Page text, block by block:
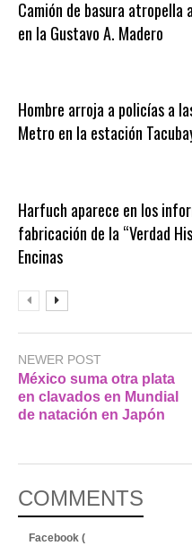
Camión de basura atropella
en la Gustavo A. Madero
Hombre arroja a policías a
Metro en la estación
Harfuch aparece en los
fabricación de la “Verdad
Encinas
NEWER POST
México suma otra plata
en clavados en Mundial
de natación en Japón
COMMENTS
Facebook (